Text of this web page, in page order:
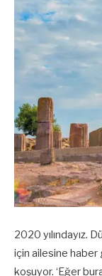
2020 yılındayız.
için ailesine haber
koşuyor. ‘Eğer